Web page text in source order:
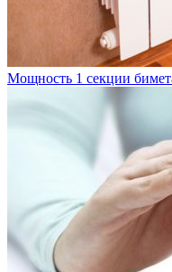
Мощность 1 секции